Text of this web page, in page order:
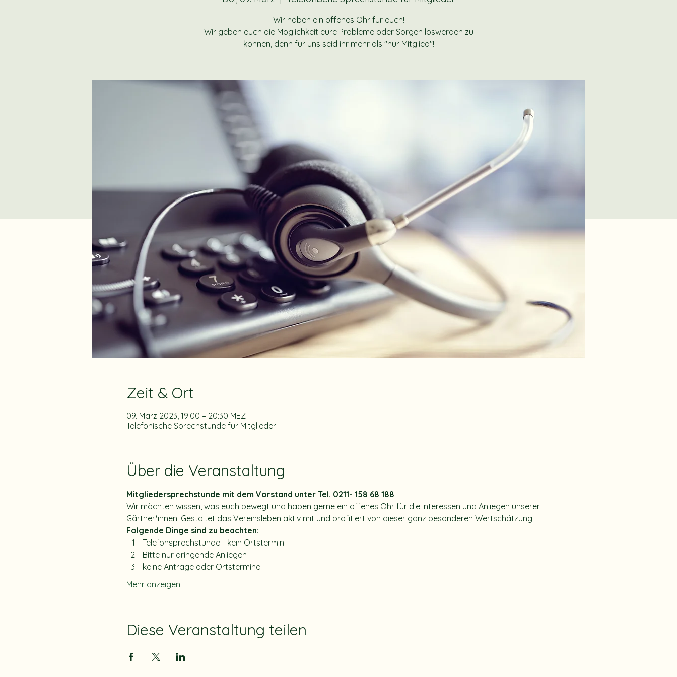
Wir haben ein offenes Ohr für euch!
Wir geben euch die Möglichkeit eure Probleme oder Sorgen loswerden zu
können, denn für uns seid ihr mehr als "nur Mitglied"!
Zeit & Ort
09. März 2023, 19:00 – 20:30 MEZ
Telefonische Sprechstunde für Mitglieder
Über die Veranstaltung
Mitgliedersprechstunde mit dem Vorstand unter Tel. 0211- 158 68 188
Wir möchten wissen, was euch bewegt und haben gerne ein offenes Ohr für die Interessen und Anliegen unserer
Gärtner*innen. Gestaltet das Vereinsleben aktiv mit und profitiert von dieser ganz besonderen Wertschätzung.
Folgende Dinge sind zu beachten:
Telefonsprechstunde - kein Ortstermin
Bitte nur dringende Anliegen
keine Anträge oder Ortstermine
Mehr anzeigen
Diese Veranstaltung teilen